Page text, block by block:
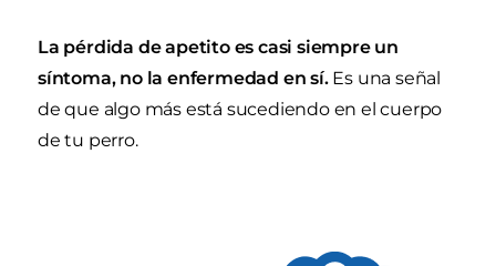
La pérdida de apetito es casi siempre un
síntoma, no la enfermedad en sí.Es una señal
de que algo más está sucediendo en el cuerpo
de tu perro.